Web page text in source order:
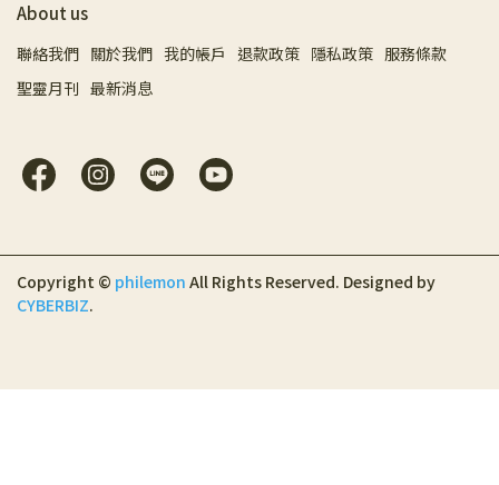
About us
聯絡我們 關於我們 我的帳戶 退款政策 隱私政策 服務條款
聖靈月刊 最新消息
Copyright © philemon All Rights Reserved. Designed by
CYBERBIZ.